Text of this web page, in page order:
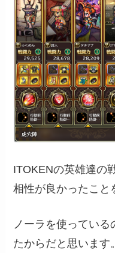
ITOKENの英雄達の
相性が良かったこと
ノーラを使ってい
たからだと思います